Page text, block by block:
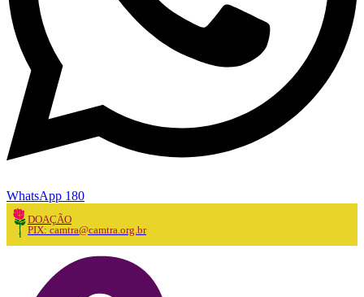
WhatsApp 180
DOAÇÃO
PIX: camtra@camtra.org.br